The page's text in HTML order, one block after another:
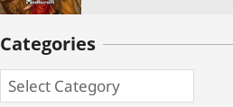
Categories